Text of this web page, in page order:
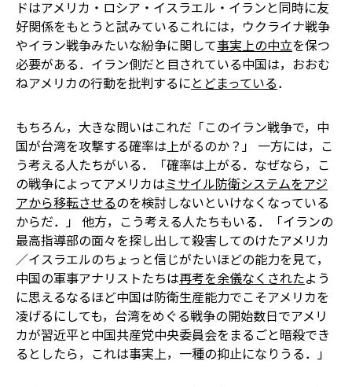
ドはアメリカ・ロシア・イスラエル・イランと同時に友
好関係をもとうと試みている――これには，ウクライナ戦争
やイラン戦争みたいな紛争に関して事実上の中立を保つ
必要がある．イラン側だと目されている中国は，おおむ
ねアメリカの行動を批判するにとどまっている．
もちろん，大きな問いはこれだ――「このイラン戦争で，中
国が台湾を攻撃する確率は上がるのか？」 一方には，こ
う考える人たちがいる．「確率は上がる．なぜなら，こ
の戦争によってアメリカはミサイル防衛システムをアジ
アから移転させるのを検討しないといけなくなっている
からだ．」 他方，こう考える人たちもいる．「イランの
最高指導部の面々を探し出して殺害してのけたアメリカ
／イスラエルのちょっと信じがたいほどの能力を見て，
中国の軍事アナリストたちは再考を余儀なくされたよう
に思える――なるほど中国は防衛生産能力でこそアメリカを
凌げるにしても，台湾をめぐる戦争の開始数日でアメリ
カが習近平と中国共産党中央委員会をまるごと暗殺でき
るとしたら，これは事実上，一種の抑止になりうる．」